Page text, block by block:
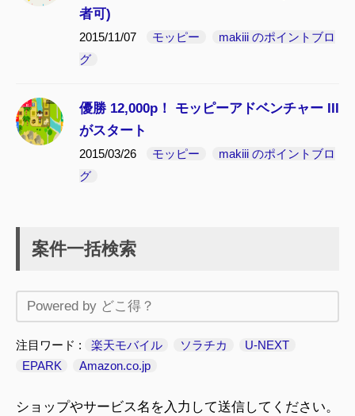
者可)
2015/11/07 モッピー
makiii のポイントブロ
グ
優勝 12,000p！ モッピーアドベンチャー III
がスタート
2015/03/26 モッピー
makiii のポイントブロ
グ
案件一括検索
注目ワード 楽天モバイル ソラチカ
U-NEXT
EPARK
Amazon.co.jp
ショップやサービス名を入力して送信してください。